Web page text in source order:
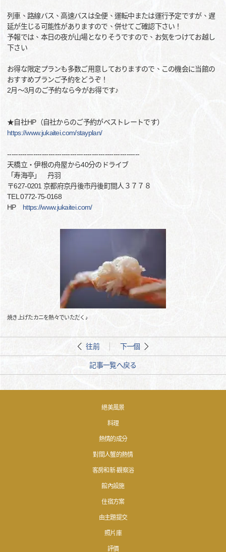
列車、路線バス、高速バスは全便、運転中または運行予定ですが、遅
延が生じる可能性がありますので、併せてご確認下さい！
予報では、本日の夜が山場となりそうですので、お気をつけてお越し
下さい
お得な限定プランも多数ご用意しておりますので、この機会に当館の
おすすめプランご予約をどうぞ！
2月～3月のご予約なら今がお得です♪
★自社HP（自社からのご予約がベストレートです）
https://www.jukaitei.com/stayplan/
-------------------------------------------------------------
天橋立・伊根の舟屋から40分のドライブ
「寿海亭」 丹羽
〒627-0201 京都府京丹後市丹後町間人３７７８
TEL 0772-75-0168
HP https://www.jukaitei.com/
焼き上げたカニを熱々でいただく♪
往前 下一個
記事一覧へ戻る
絕美風景
料理
熱情的成分
對間人蟹的熱情
客房和新·觀察浴
館內設施
住宿方案
由主題提交
照片庫
評價